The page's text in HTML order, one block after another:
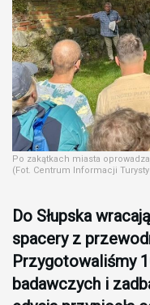
Po zakątkach miasta
(Fot. Centrum Informacji
Do Słupska
spacery z
Przygotowaliśmy
badawczych i